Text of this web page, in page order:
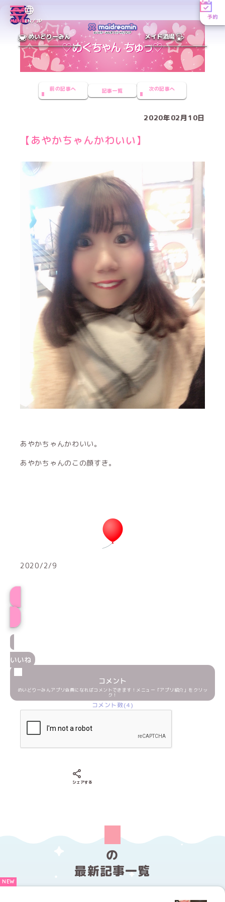
MENUEN／JP
予約
めいどりーみん メイド酒場
前の記事へ 記事一覧 次の記事へ
2020年02月10日
【あやかちゃんかわいい】
あやかちゃんかわいい。
あやかちゃんのこの顔すき。
2020/2/9
いいね
コメント
めいどりーみんアプリ会員になればコメントできます！メニュー「アプリ紹介」をクリッ
ク！
コメント数(4)
シェアする
の
最新記事一覧